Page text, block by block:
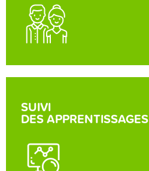
SUIVI
DES APPRENTISSAGES